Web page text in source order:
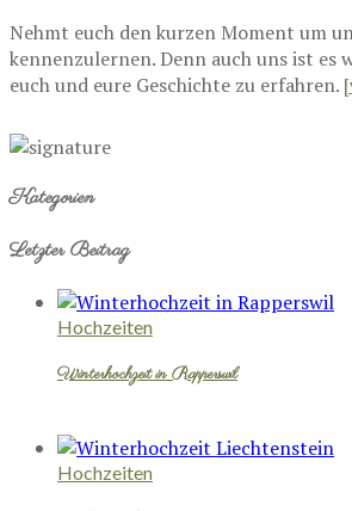
Nehmt euch den kurzen Moment um
kennenzulernen. Denn auch uns ist es
euch und eure Geschichte zu erfahren.
Kategorien
Letzter Beitrag
Hochzeiten
Winterhochzeit in Rapperswil
Hochzeiten